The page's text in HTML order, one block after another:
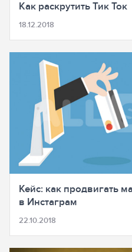
Как раскрутить Тик Ток
18.12.2018
Кейс: как продвигать
в Инстаграм
22.10.2018